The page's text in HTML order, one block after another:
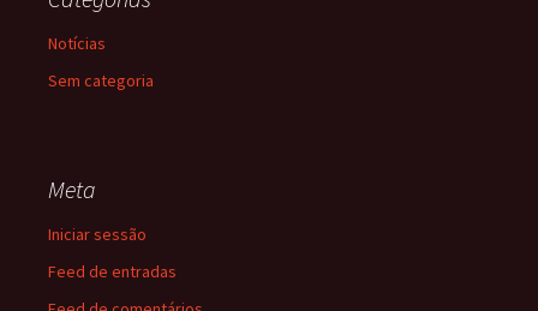
Notícias
Sem categoria
Meta
Iniciar sessão
Feed de entradas